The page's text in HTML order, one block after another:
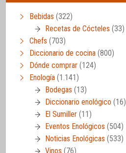
Bebidas (322)
Recetas de Cócteles (33)
Chefs (703)
Diccionario de cocina (800)
Dónde comprar (124)
Enología (1.141)
Bodegas (13)
Diccionario enológico (16)
El Sumiller (11)
Eventos Enológicos (504)
Noticias Enológicas (533)
Vinos (76)